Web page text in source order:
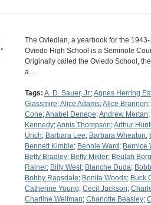
The Oviedian, a yearbook for the
Oviedo High School is a Seminole
Originally called the Oviedo School,
a…
Tags: A. D. Sauer, Jr.;Agnes Herring
Glassmire;Alice Adams;Alice Brannon;
Cone;Anabel Denepe;Andrew Mertan;
Kennedy;Annis Thompson;Arthur
Urich; Barbara Lee; Barbara Wheaton;
Bennett Kimble; Bennie Ward ; Bernice
Betty Bradley; Betty Mikler; Beulah
Rainer; Billy West; Blanche Duda;
Bobby Ragsdale; Bonita Woods; Buck
Catherine Young; Cecil Jackson;
Charline Weitman; Charlotte Beasley;